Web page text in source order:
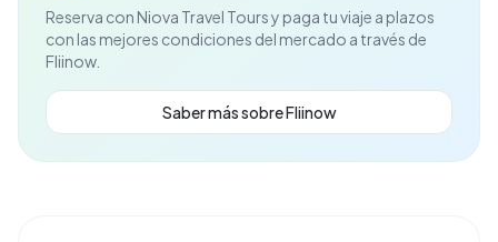
Reserva con Niova Travel Toursy paga tu viaje a plazos
con las mejores condiciones del mercado a través de
Fliinow.
Saber más sobre Fliinow